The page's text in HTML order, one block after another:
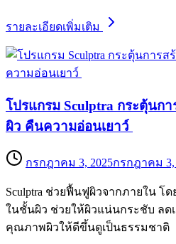
รายละเอียดเพิ่มเติม
โปรแกรม Sculptra กระตุ้นก
ผิว คืนความอ่อนเยาว์
กรกฎาคม 3, 2025กรกฎาคม 3,
Sculptra ช่วยฟื้นฟูผิวจากภายใน โ
ในชั้นผิว ช่วยให้ผิวแน่นกระชับ ลด
คุณภาพผิวให้ดีขึ้นดูเป็นธรรมชาติ